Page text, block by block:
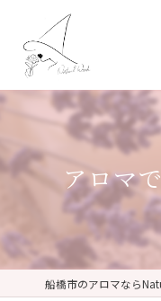
アロマ